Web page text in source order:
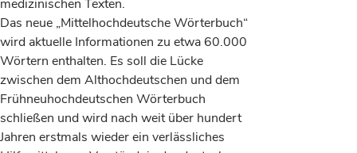
medizinischen Texten.
Das neue „Mittelhochdeutsche Wörterbuch“
wird aktuelle Informationen zu etwa 60.000
Wörtern enthalten. Es soll die Lücke
zwischen dem Althochdeutschen und dem
Frühneuhochdeutschen Wörterbuch
schließen und wird nach weit über hundert
Jahren erstmals wieder ein verlässliches